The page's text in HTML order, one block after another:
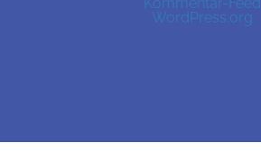
WordPress.org